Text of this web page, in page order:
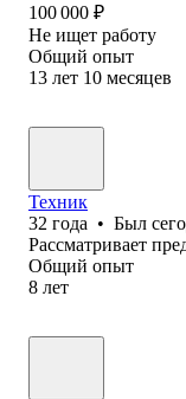
100 000 ₽
Не ищет работу
Общий опыт
13 лет 10 месяцев
Техник
32 года • Был
Рассматривает
Общий опыт
8 лет